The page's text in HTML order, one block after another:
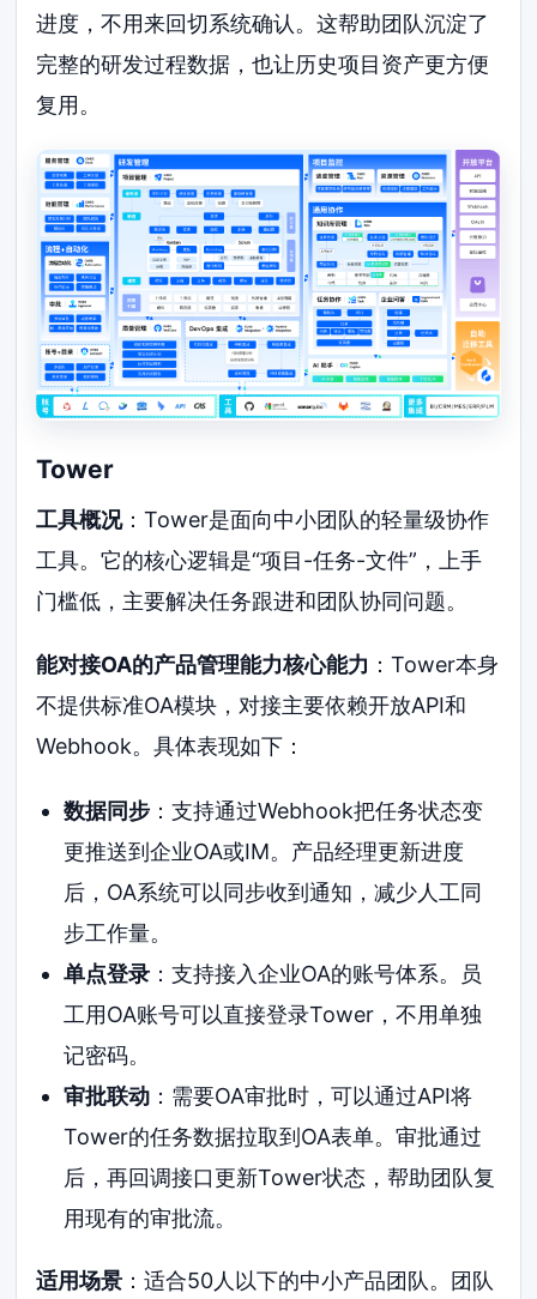
进度，不用来回切系统确认。这帮助团队沉淀了
完整的研发过程数据，也让历史项目资产更方便
复用。
Tower
工具概况：Tower是面向中小团队的轻量级协作
工具。它的核心逻辑是“项目-任务-文件”，上手
门槛低，主要解决任务跟进和团队协同问题。
能对接OA的产品管理能力核心能力 ：Tower本身
不提供标准OA模块，对接主要依赖开放API和
Webhook。具体表现如下：
数据同步：支持通过Webhook把任务状态变
更推送到企业OA或IM。产品经理更新进度
后，OA系统可以同步收到通知，减少人工同
步工作量。
单点登录：支持接入企业OA的账号体系。员
工用OA账号可以直接登录Tower，不用单独
记密码。
审批联动：需要OA审批时，可以通过API将
Tower的任务数据拉取到OA表单。审批通过
后，再回调接口更新Tower状态，帮助团队复
用现有的审批流。
适用场景 ：适合50人以下的中小产品团队。团队